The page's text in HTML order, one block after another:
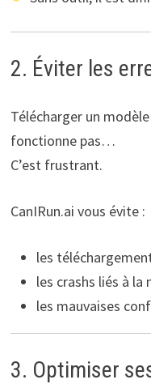
2. Éviter les
Télécharger un
fonctionne pas…
C’est frustrant.
CanIRun.ai vous évite :
les
les crashs liés à la
les mauvaises
3. Optimiser